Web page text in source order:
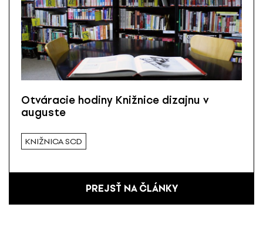
Otváracie hodiny Knižnice dizajnu v
auguste
KNIŽNICA SCD
PREJSŤ NA ČLÁNKY